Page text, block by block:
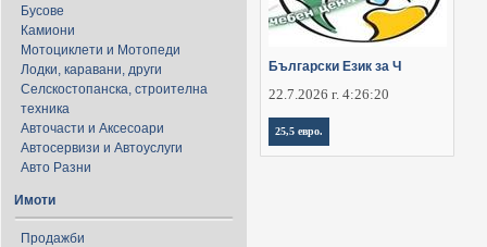
Бусове
Камиони
Мотоциклети и Мотопеди
Лодки, каравани, други
Селскостопанска, строителна
техника
Авточасти и Аксесоари
Автосервизи и Автоуслуги
Авто Разни
Имоти
Продажби
Български Език за Ч
22.7.2026 г. 4:26:20
25,5 евро.